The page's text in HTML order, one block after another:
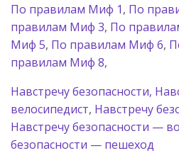
По правилам Миф 1, По
правилам Миф 3, По
Миф 5, По правилам Миф 6,
правилам Миф 8,
Навстречу безопасности,
велосипедист, Навстречу
Навстречу безопасности —
безопасности — пешеход